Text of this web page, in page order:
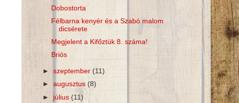
Dobostorta
Félbarna kenyér és a Szabó malom
dicsérete
Megjelent a Kifőztük 8. száma!
Briós
►szeptember (11)
►augusztus (8)
► július (11)